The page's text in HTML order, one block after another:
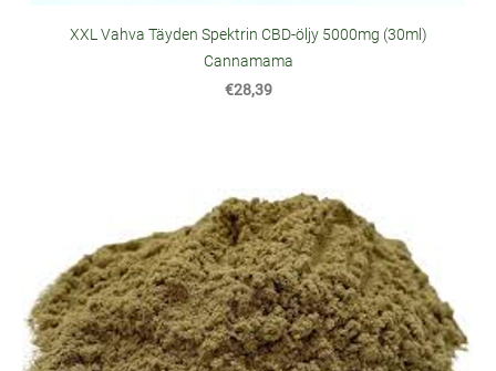
XXL Vahva Täyden Spektrin CBD-öljy 5000mg (30ml)
Cannamama
€28,39